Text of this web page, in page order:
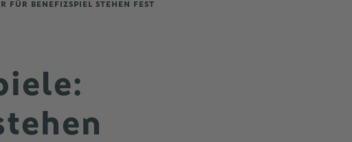
FÜR BENEFIZSPIEL STEHEN FEST